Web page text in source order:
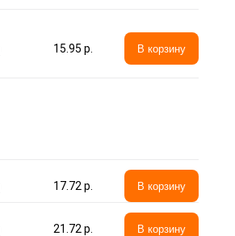
15.95 p. В корзину
17.72 p. В корзину
21.72 p. В корзину